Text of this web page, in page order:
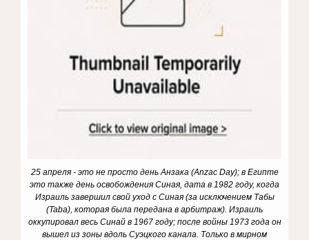
25 апреля - это не просто день Анзака (Anzac Day); в Египте
это также день освобождения Синая, дата в 1982 году, когда
Израиль завершил свой уход с Синая (за исключением Табы
(Taba), которая была передана в арбитраж). Израиль
оккупировал весь Синай в 1967 году; после войны 1973 года он
вышел из зоны вдоль Суэцкого канала. Только в мирном